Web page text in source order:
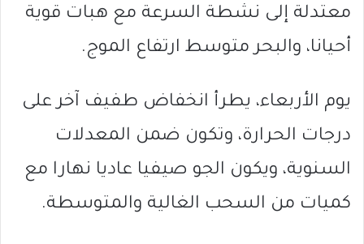
معتدلة إلى نشطة السرعة مع هبات قوية
أحيانا، والبحر متوسط ارتفاع الموج.
يوم الأربعاء، يطرأ انخفاض طفيف آخر على
درجات الحرارة، وتكون ضمن المعدلات
السنوية، ويكون الجو صيفيا عاديا نهارا مع
كميات من السحب الغالية والمتوسطة.